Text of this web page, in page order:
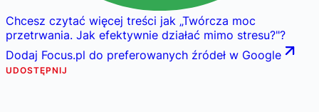
Chcesz czytać więcej treści jak „Twórcza moc
przetrwania. Jak efektywnie działać mimo stresu?"?
Dodaj Focus.pl do preferowanych źródeł w Google
UDOSTĘPNIJ